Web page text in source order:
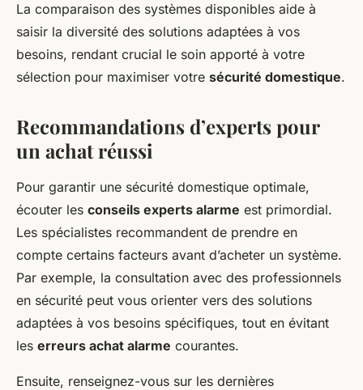
La comparaison des systèmes disponibles aide à
saisir la diversité des solutions adaptées à vos
besoins, rendant crucial le soin apporté à votre
sélection pour maximiser votre sécurité domestique.
Recommandations d’experts pour
un achat réussi
Pour garantir une sécurité domestique optimale,
écouter les conseils experts alarme est primordial.
Les spécialistes recommandent de prendre en
compte certains facteurs avant d’acheter un système.
Par exemple, la consultation avec des professionnels
en sécurité peut vous orienter vers des solutions
adaptées à vos besoins spécifiques, tout en évitant
les erreurs achat alarme courantes.
Ensuite, renseignez-vous sur les dernières